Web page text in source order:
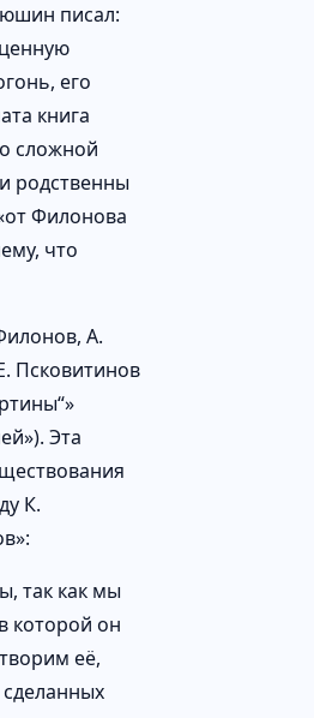
писал:
его
книга
сложной
родственны
Филонова
что
А.
Псковитинов
Эта
К.
так как мы
которой он
её,